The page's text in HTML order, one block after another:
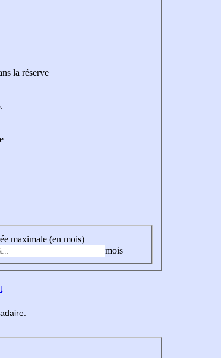
la réserve
maximale (en mois)
mois